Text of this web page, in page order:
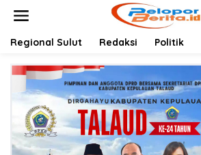
Regional Sulut Redaksi Politik